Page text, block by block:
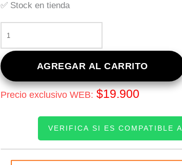
✅ Stock en tienda
BALATAS
DE
FRENO
MG
MG3
1.5
AGREGAR AL CARRITO
Precio exclusivo WEB: $19.900
VERIFICA SI ES COMPATIBLE